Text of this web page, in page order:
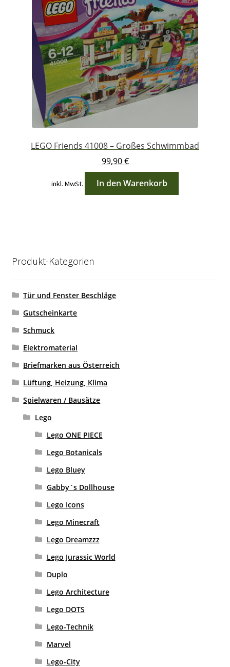
LEGO Friends 41008 – Großes Schwimmbad
99,90€
inkl. MwSt. In den Warenkorb
Produkt-Kategorien
Tür und Fenster Beschläge
Gutscheinkarte
Schmuck
Elektromaterial
Briefmarken aus Österreich
Lüftung, Heizung, Klima
Spielwaren / Bausätze
Lego
Lego ONE PIECE
Lego Botanicals
Lego Bluey
Gabby`s Dollhouse
Lego Icons
Lego Minecraft
Lego Dreamzzz
Lego Jurassic World
Duplo
Lego Architecture
Lego DOTS
Lego-Technik
Marvel
Lego-City